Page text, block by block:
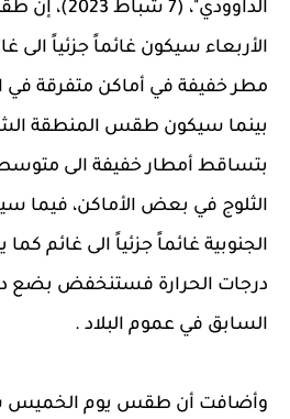
الداوودي"، (7
الأربعاء سيكون غائماً جزئياً
مطر خفيفة في أماكن متفرقة في
بينما سيكون طقس المنطقة
بتساقط أمطار خفيفة الى
الثلوج في بعض الأماكن،
الجنوبية غائماً جزئياً الى غائم كما
درجات الحرارة فستنخفض بضع
السابق في عموم البلاد .
وأضافت أن طقس يوم الخميس